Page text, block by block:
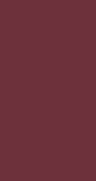
Aici poate fi reclama ta! ...